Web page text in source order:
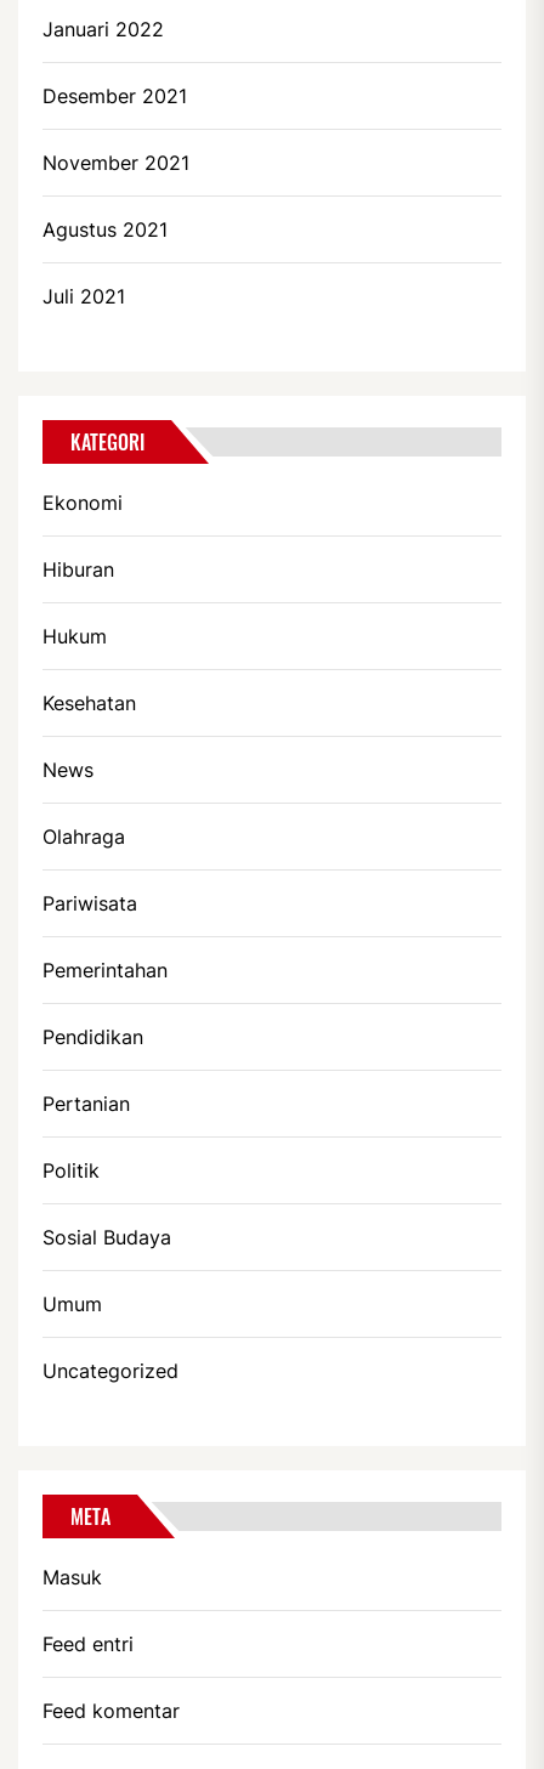
Januari 2022
Desember 2021
November 2021
Agustus 2021
Juli 2021
KATEGORI
Ekonomi
Hiburan
Hukum
Kesehatan
News
Olahraga
Pariwisata
Pemerintahan
Pendidikan
Pertanian
Politik
Sosial Budaya
Umum
Uncategorized
META
Masuk
Feed entri
Feed komentar